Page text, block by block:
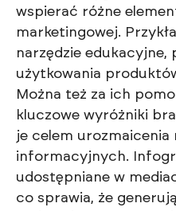
wspierać różne
marketingowej.
narzędzie edukacyjne,
użytkowania
Można też za ich
kluczowe wyróżniki
je celem urozmaicenia
informacyjnych.
udostępniane w
co sprawia, że